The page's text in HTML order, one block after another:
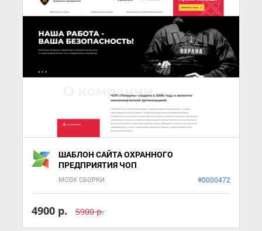
ШАБЛОН САЙТА ОХРАННОГО
ПРЕДПРИЯТИЯ ЧОП
MODX СБОРКИ #0000472
4900 р. 5900 р.